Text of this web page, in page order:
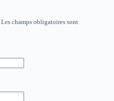
Les champs obligatoires sont